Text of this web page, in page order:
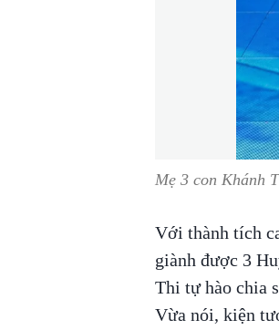
Mẹ 3 con Khánh
Với thành tích
giành được 3
Thi tự hào chia
Vừa nói, kiện